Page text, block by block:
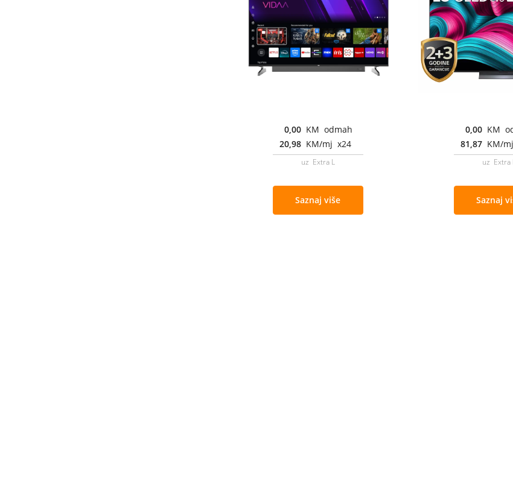
0,00 KM odmah
20,98 KM/mj x24
uz Extra L
Saznaj više
0,00 KM
81,87 KM/
uz Extra
Saznaj